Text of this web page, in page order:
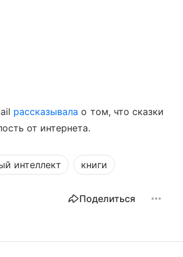
рассказывала о том, что сказки
от интернета.
интеллект книги
Поделиться